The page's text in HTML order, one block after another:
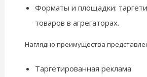
Форматы и площадки:
товаров в агрегаторах.
Наглядно преимущества
Таргетированная реклама